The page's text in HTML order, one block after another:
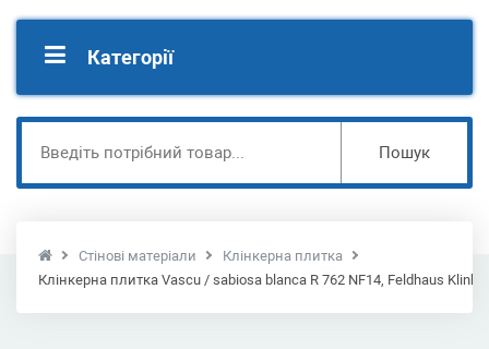
Категорії
Пошук
Стінові матеріали
Клінкерна плитка
Клінкерна плитка Vascu / sabiosa blanca R 762 NF14, Feldhaus Klinker